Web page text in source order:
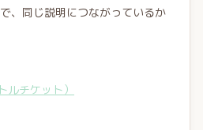
、同じ説明につながっているか
チケット）